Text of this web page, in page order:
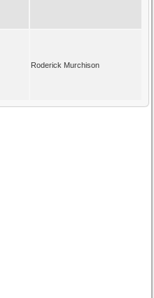
Roderick Murchison